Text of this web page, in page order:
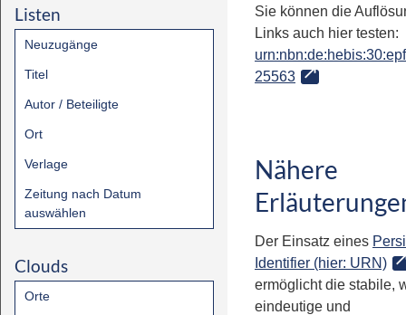
Listen
Neuzugänge
Titel
Autor / Beteiligte
Ort
Verlage
Zeitung nach Datum
auswählen
Clouds
Orte
Sie können die
Links auch hier testen:
25563
Nähere
Der Einsatz eines
Identifier (hier: URN)
ermöglicht die stabile,
eindeutige und